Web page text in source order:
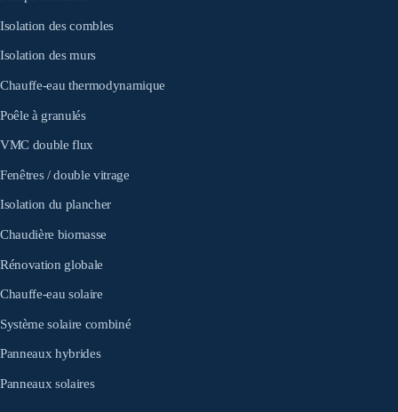
Isolation des combles
Isolation des murs
Chauffe-eau thermodynamique
Poêle à granulés
VMC double flux
Fenêtres / double vitrage
Isolation du plancher
Chaudière biomasse
Rénovation globale
Chauffe-eau solaire
Système solaire combiné
Panneaux hybrides
Panneaux solaires